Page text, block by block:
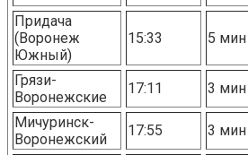
Придача
(Воронеж
Южный)
15:33 5 мин
Грязи-
Воронежские
17:11 3 мин
Мичуринск-
Воронежский
17:55 3 мин